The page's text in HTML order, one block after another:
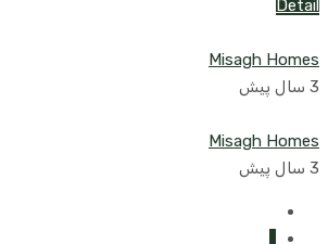
Detail
Misagh Homes
3 سال پیش
Misagh Homes
3 سال پیش